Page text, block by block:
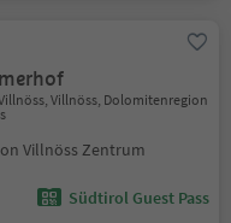
Villnöss, Dolomitenregion
Villnöss Zentrum
Südtirol Guest Pass